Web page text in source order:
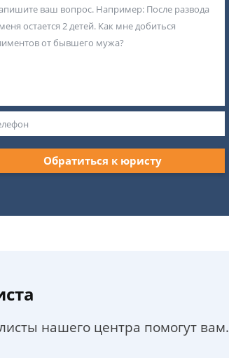
Обратиться к юристу
нашего центра помогут вам.